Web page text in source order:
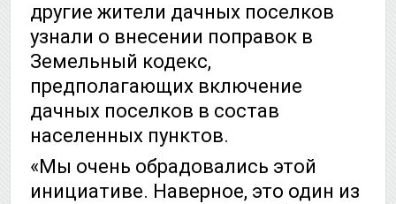
другие жители дачных поселков
узнали о внесении поправок в
Земельный кодекс,
предполагающих включение
дачных поселков в состав
населенных пунктов.
«Мы очень обрадовались этой
инициативе. Наверное, это один из